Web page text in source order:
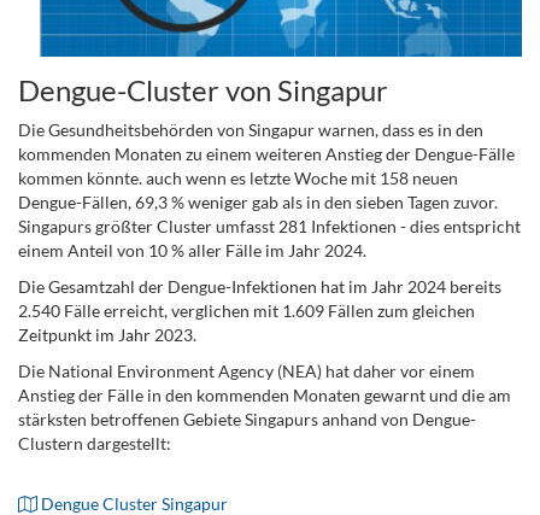
Dengue-Cluster von Singapur
Die Gesundheitsbehörden von Singapur warnen, dass es in den
kommenden Monaten zu einem weiteren Anstieg der Dengue-Fälle
kommen könnte. auch wenn es letzte Woche mit 158 neuen
Dengue-Fällen, 69,3 % weniger gab als in den sieben Tagen zuvor.
Singapurs größter Cluster umfasst 281 Infektionen - dies entspricht
einem Anteil von 10 % aller Fälle im Jahr 2024.
Die Gesamtzahl der Dengue-Infektionen hat im Jahr 2024 bereits
2.540 Fälle erreicht, verglichen mit 1.609 Fällen zum gleichen
Zeitpunkt im Jahr 2023.
Die National Environment Agency (NEA) hat daher vor einem
Anstieg der Fälle in den kommenden Monaten gewarnt und die am
stärksten betroffenen Gebiete Singapurs anhand von Dengue-
Clustern dargestellt:
Dengue Cluster Singapur